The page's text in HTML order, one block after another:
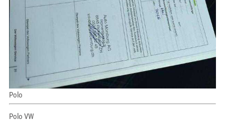
Polo
Polo VW